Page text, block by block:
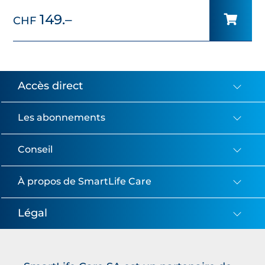
CHF 149.–
Accès direct
Les abonnements
Conseil
À propos de SmartLife Care
Légal